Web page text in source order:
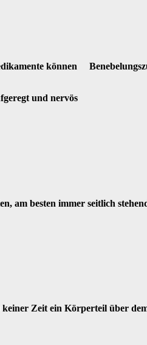
können
und nervös
am besten immer seitlich
Zeit ein Körperteil über